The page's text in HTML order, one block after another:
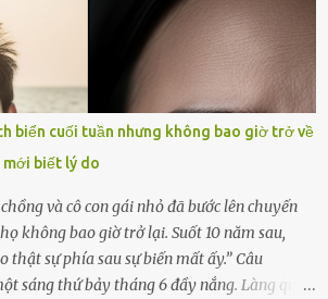
Họ hàng, bạn bè và những người thân
tôi tổ chức tang lễ chu toàn. Và hôm nay là
vợ, 49 ngày sau khi cô ấy rời xa tôi mãi
sau khi cúng cơm xong, tôi quyết định lên
Mọi thứ vẫn như mọi ngày, nhưng có điều gì
thể giải thích được. Trong khoảnh khắc tôi
hương, một luồng gió lạ thoáng qua, khiến
chuyện kinh...
biển cuối tuần nhưng không bao giờ trở về
mới biết lý do
và cô con gái nhỏ đã bước lên chuyến
không bao giờ trở lại. Suốt 10 năm sau,
thật sự phía sau sự biến mất ấy.” Câu
sáng thứ bảy tháng 6 đầy nắng. Làng quê